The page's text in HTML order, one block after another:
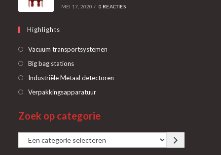
MEI 17, 2020 / 0 REACTIES
Highlights
Vacuüm transportsystemen
Big bag stationsOpent
in
Industriële Metaal detectoren
VerpakkingsapparatuurOpent
een
tab
Zoek op categorie
Een
categorie